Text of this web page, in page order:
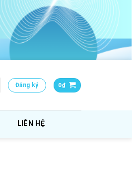
Đăng ký 0₫
LIÊN HỆ